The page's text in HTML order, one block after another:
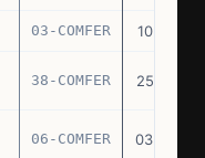
03-COMFER 10.01.73
38-COMFER 25.10.73
06-COMFER 03.05.74